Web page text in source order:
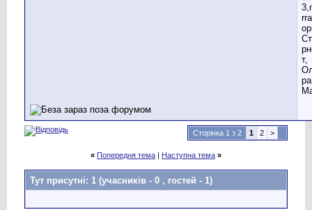
т,
Сторінка 1 з 2 1 2 >
« Попередня тема | Наступна тема »
Тут присутні: 1 (учасників - 0 , гостей - 1)